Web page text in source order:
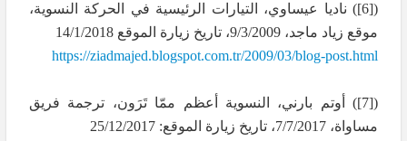
(
[6]) ناديا عيساوي، التيارات الرئيسية في الحركة النسوية،
موقع زياد ماجد، 9/3/2009، تاريخ زيارة الموقع 14/1/2018
https://ziadmajed.blogspot.com.tr/2009/03/blog-post.html
(
[7]) أوتم بارني، النسوية أعظم ممّا تَرَون، ترجمة فريق
مساواة، 7/7/2017، تاريخ زيارة الموقع: 25/12/2017